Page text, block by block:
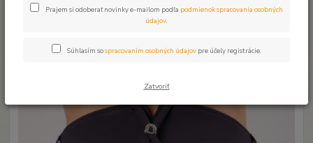
MONTAR jazdecké nohavice
LYDIA vysoký pás
Prajem si odoberať novinky e-mailom podľa podmienok spracovania osobných
údajov.
Súhlasím sospracovaním osobných údajov pre účely registrácie.
Zatvoriť